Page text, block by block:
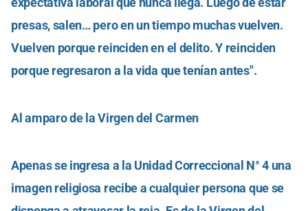
presas, salen… pero en un tiempo muchas vuelven.
Vuelven porque reinciden en el delito. Y reinciden
porque regresaron a la vida que tenían antes".
Al amparo de la Virgen del Carmen
Apenas se ingresa a la Unidad Correccional N° 4 una
imagen religiosa recibe a cualquier persona que se